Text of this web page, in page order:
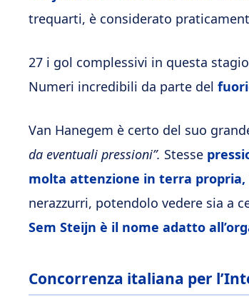
trequarti, è considerato
27 i gol complessivi in questa
Numeri incredibili da parte del
Van Hanegem è certo del suo
da eventuali pressioni”. Stesse
molta attenzione in terra propria,
nerazzurri, potendolo vedere sia a
Sem Steijn è il nome adatto
Concorrenza italiana per